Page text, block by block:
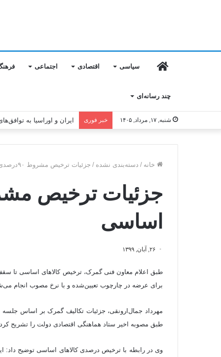
سیاسی اقتصادی اجتماعی
چند رسانه‌ای
شنبه, ۱۷, مرداد, ۱۴۰۵ خبر فوری
خانه / دسته‌بندی نشده / جزئیات ترخیص مشروط ۹۰درصدی کالای اساسی
اساسی
۲۶, آبان, ۱۳۹۹
برای عرضه در چارچوب تعیین‌شده و با نرخ مصوب انجام
مهرداد جمال‌ارونقی، جزئیات تکالیف گمرک بر اساس جلسه
طبق مصوبه اخیر ستاد هماهنگی اقتصادی دولت را تشریح
وی در رابطه با ترخیص درصدی کالاهای اساسی توضیح داد: